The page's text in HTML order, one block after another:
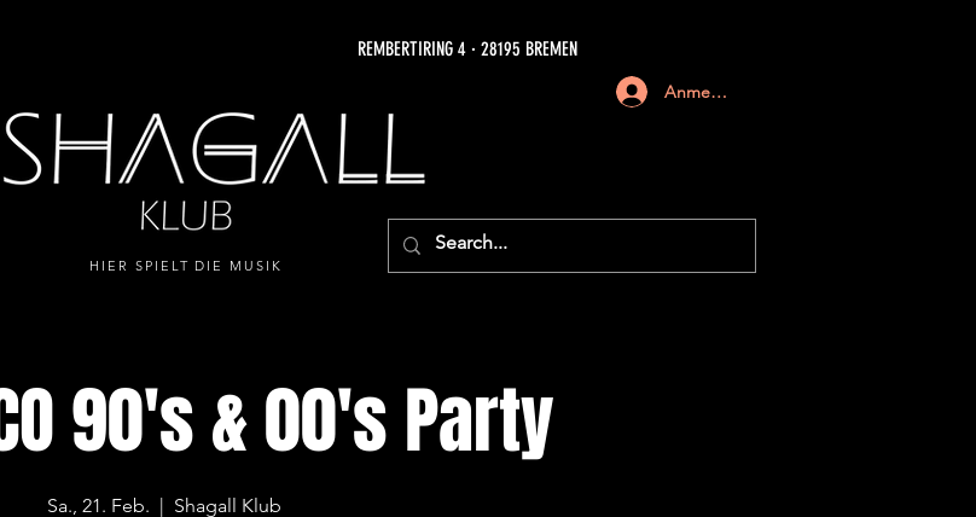
REMBERTIRING 4 · 28195 BREMEN
HIER SPIELT DIE MUSIK
Anmelden
90's & 00's Party
Sa., 21. Feb.
  |
Shagall Klub